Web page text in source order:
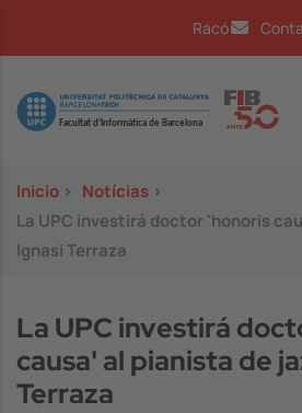
Racó
Image
Inicio > Notícias >
La UPC investirá doctor 'honoris
Ignasi Terraza
La UPC investirá
causa' al pianista de
Terraza